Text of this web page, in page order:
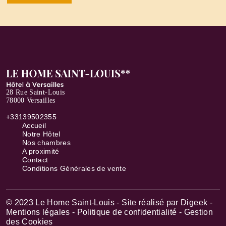
28 Rue Saint-Louis
78000 Versailles
+33139502355
Accueil
Notre Hôtel
Nos chambres
A proximité
Contact
Conditions Générales de vente
© 2023 Le Home Saint-Louis - Site réalisé par Digeek -
Mentions légales - Politique de confidentialité - Gestion
des Cookies